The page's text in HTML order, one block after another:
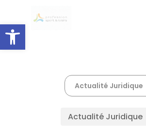
Ouvrir la barre
main
content
Actualité Juridique
Actualité Juridique